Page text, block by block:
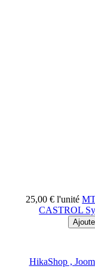
25,00 € l'unité
CASTROL
HikaShop ,